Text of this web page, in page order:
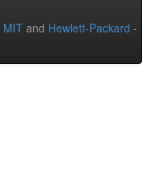
MIT and Hewlett-Packard -